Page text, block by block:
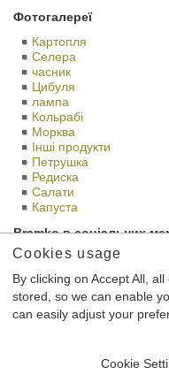
Фотогалереї
Картопля
Селера
часник
Цибуля
лампа
Кольрабі
Морква
Iнші продукти
Петрушка
Редиска
Салати
Капуста
Bramko в соціальних
Це сайт BRAMKO Ltd.,
зареєстрований у
номер
Cookies usage
By clicking on Accept All,
stored, so we can enable
can easily adjust your
Cookie